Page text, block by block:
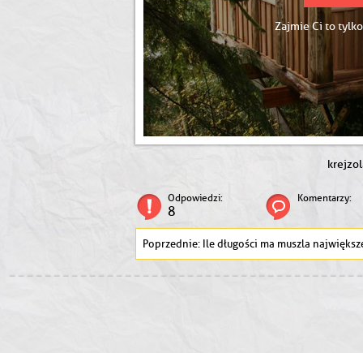
Zajmie Ci to
Odpowiedzi:
8
Komentarzy:
Ile długości ma muszla największego ślimaka na świecie